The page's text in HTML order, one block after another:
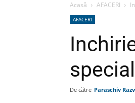
Acasă AFACERI
AFACERI
special
De către Paraschiv